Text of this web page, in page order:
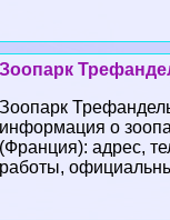
Зоопарк
Зоопарк
информация о
(Франция): адрес,
работы,